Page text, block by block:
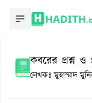
HADITH.
কবরের প্রশ্ন ও
লেখকঃ মুহাম্মাদ